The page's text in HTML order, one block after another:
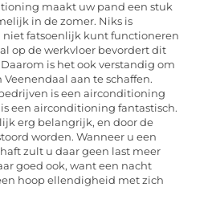
maakt uw pand een stuk
in de zomer. Niks is
niet fatsoenlijk kunt functioneren
op de werkvloer bevordert dit
is het ook verstandig om
aan te schaffen.
is een airconditioning
een airconditioning fantastisch.
erg belangrijk, en door de
worden. Wanneer u een
zult u daar geen last meer
goed ook, want een nacht
hoop ellendigheid met zich